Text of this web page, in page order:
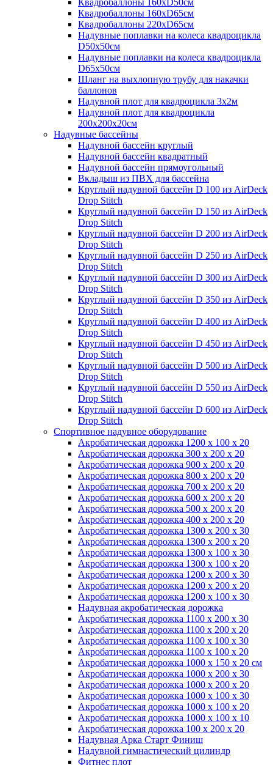
Квадробаллоны 160хD50см
Квадробаллоны 160хD65см
Квадробаллоны 220хD65см
Надувные поплавки на колеса квадроцикла
D50х50см
Надувные поплавки на колеса квадроцикла
D65х50см
Шланг на выхлопную трубу для накачки
баллонов
Надувной плот для квадроцикла 3х2м
Надувной плот для квадроцикла
200х200х20см
Надувные бассейны
Надувной бассейн круглый
Надувной бассейн квадратный
Надувной бассейн прямоугольный
Вкладыш из ПВХ для бассейна
Круглый надувной бассейн D 100 из AirDeck
Drop Stitch
Круглый надувной бассейн D 150 из AirDeck
Drop Stitch
Круглый надувной бассейн D 200 из AirDeck
Drop Stitch
Круглый надувной бассейн D 250 из AirDeck
Drop Stitch
Круглый надувной бассейн D 300 из AirDeck
Drop Stitch
Круглый надувной бассейн D 350 из AirDeck
Drop Stitch
Круглый надувной бассейн D 400 из AirDeck
Drop Stitch
Круглый надувной бассейн D 450 из AirDeck
Drop Stitch
Круглый надувной бассейн D 500 из AirDeck
Drop Stitch
Круглый надувной бассейн D 550 из AirDeck
Drop Stitch
Круглый надувной бассейн D 600 из AirDeck
Drop Stitch
Спортивное надувное оборудование
Акробатическая дорожка 1200 x 100 x 20
Акробатическая дорожка 300 x 200 x 20
Акробатическая дорожка 900 x 200 x 20
Акробатическая дорожка 800 x 200 x 20
Акробатическая дорожка 700 x 200 x 20
Акробатическая дорожка 600 x 200 x 20
Акробатическая дорожка 500 x 200 x 20
Акробатическая дорожка 400 x 200 x 20
Акробатическая дорожка 1300 x 200 x 30
Акробатическая дорожка 1300 x 200 x 20
Акробатическая дорожка 1300 x 100 x 30
Акробатическая дорожка 1300 x 100 x 20
Акробатическая дорожка 1200 x 200 x 30
Акробатическая дорожка 1200 x 200 x 20
Акробатическая дорожка 1200 x 100 x 30
Надувная акробатическая дорожка
Акробатическая дорожка 1100 x 200 x 30
Акробатическая дорожка 1100 x 200 x 20
Акробатическая дорожка 1100 x 100 x 30
Акробатическая дорожка 1100 x 100 x 20
Акробатическая дорожка 1000 x 150 x 20 см
Акробатическая дорожка 1000 x 200 x 30
Акробатическая дорожка 1000 x 200 x 20
Акробатическая дорожка 1000 x 100 x 30
Акробатическая дорожка 1000 x 100 x 20
Акробатическая дорожка 1000 x 100 x 10
Акробатическая дорожка 100 x 200 x 20
Надувная Арка Старт Финиш
Надувной гимнастический цилиндр
Фитнес плот